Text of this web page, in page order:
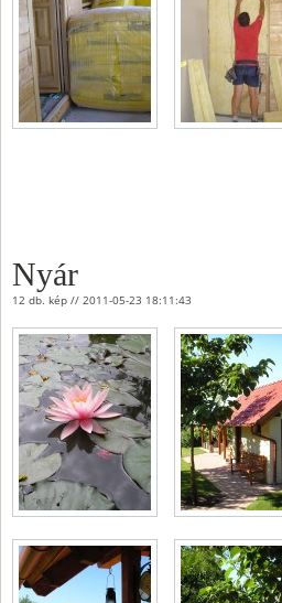
Nyár
12 db. kép // 2011-05-23 18:11:43